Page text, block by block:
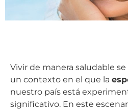
Vivir de manera saludable
un contexto en el que la
nuestro país está
significativo. En este